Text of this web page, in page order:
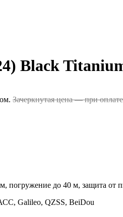
Black
Зачеркнутая цена — при
погружение до 40 м, защита от
Galileo, QZSS, BeiDou